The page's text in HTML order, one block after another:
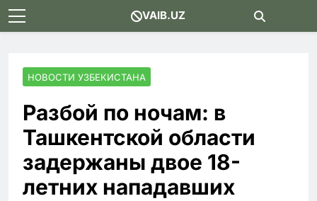
Skip
to
VAIB.UZ
НОВОСТИ УЗБЕКИСТАНА
Разбой по ночам: в
Ташкентской области
задержаны двое 18-
летних нападавших